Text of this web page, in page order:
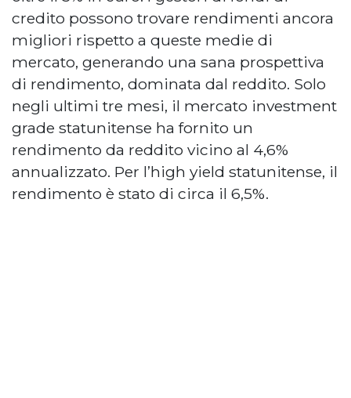
credito possono trovare rendimenti ancora
migliori rispetto a queste medie di
mercato, generando una sana prospettiva
di rendimento, dominata dal reddito. Solo
negli ultimi tre mesi, il mercato investment
grade statunitense ha fornito un
rendimento da reddito vicino al 4,6%
annualizzato. Per l’high yield statunitense, il
rendimento è stato di circa il 6,5%.